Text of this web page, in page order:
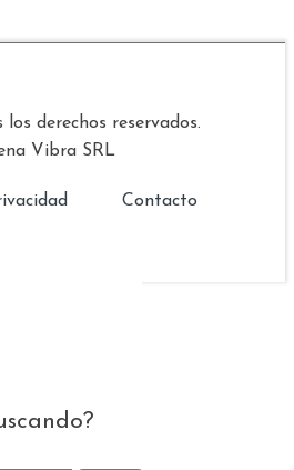
derechos reservados.
Vibra SRL
Contacto